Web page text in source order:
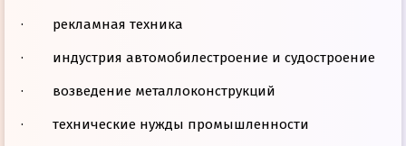
· рекламная техника
· индустрия автомобилестроение и судостроение
· возведение металлоконструкций
· технические нужды промышленности